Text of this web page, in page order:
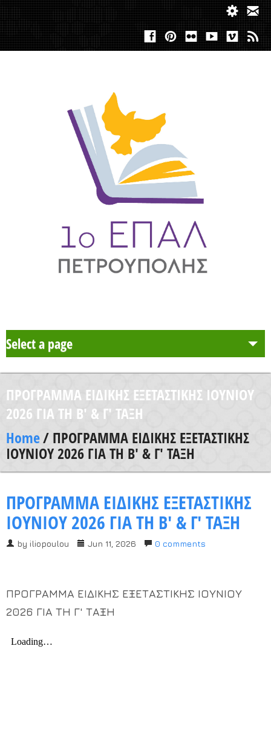
Select a page
Το Σχολείο μας
Δράση Μαθητείας
Καθηγητές
Ανακοινώσεις
ΠΡΟΓΡΑΜΜΑ ΕΙΔΙΚΗΣ ΕΞΕΤΑΣΤΙΚΗΣ ΙΟΥΝΙΟΥ
2026 ΓΙΑ ΤΗ Β' & Γ' ΤΑΞΗ
Home/ ΠΡΟΓΡΑΜΜΑ ΕΙΔΙΚΗΣ ΕΞΕΤΑΣΤΙΚΗΣ
ΙΟΥΝΙΟΥ 2026 ΓΙΑ ΤΗ Β' & Γ' ΤΑΞΗ
ΠΡΟΓΡΑΜΜΑ ΕΙΔΙΚΗΣ ΕΞΕΤΑΣΤΙΚΗΣ
ΙΟΥΝΙΟΥ 2026 ΓΙΑ ΤΗ Β' & Γ' ΤΑΞΗ
by iliopoulou Jun 11, 2026 0 comments
ΠΡΟΓΡΑΜΜΑ ΕΙΔΙΚΗΣ ΕΞΕΤΑΣΤΙΚΗΣ ΙΟΥΝΙΟΥ
2026 ΓΙΑ ΤΗ Γ' ΤΑΞΗ